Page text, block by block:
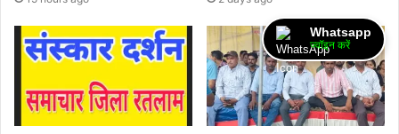
Whatsapp
ज्वॉइन करें